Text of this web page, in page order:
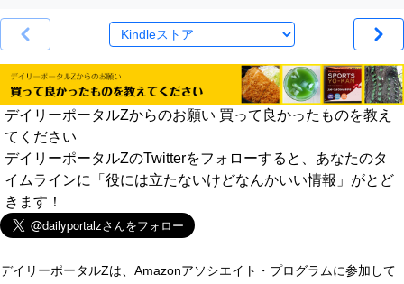
デイリーポータルZからのお願い 買って良かったものを教え
てください
デイリーポータルZのTwitterをフォローすると、あなたのタ
イムラインに「役には立たないけどなんかいい情報」がとど
きます！
デイリーポータルZは、Amazonアソシエイト・プログラムに参加して